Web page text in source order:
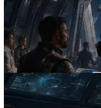
ERPC Lanceert
RPC — Het
On Demand Voor
Lees dit artikel